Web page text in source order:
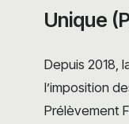
Unique
Depuis 2018,
l’imposition
Prélèvement